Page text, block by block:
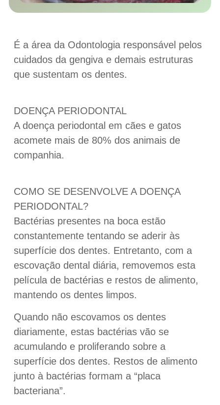
É a área da Odontologia responsável pelos
cuidados da gengiva e demais estruturas
que sustentam os dentes.
DOENÇA PERIODONTAL
A doença periodontal em cães e gatos
acomete mais de 80% dos animais de
companhia.
COMO SE DESENVOLVE A DOENÇA
PERIODONTAL?
Bactérias presentes na boca estão
constantemente tentando se aderir às
superfície dos dentes. Entretanto, com a
escovação dental diária, removemos esta
película de bactérias e restos de alimento,
mantendo os dentes limpos.
Quando não escovamos os dentes
diariamente, estas bactérias vão se
acumulando e proliferando sobre a
superfície dos dentes. Restos de alimento
junto à bactérias formam a “placa
bacteriana”.